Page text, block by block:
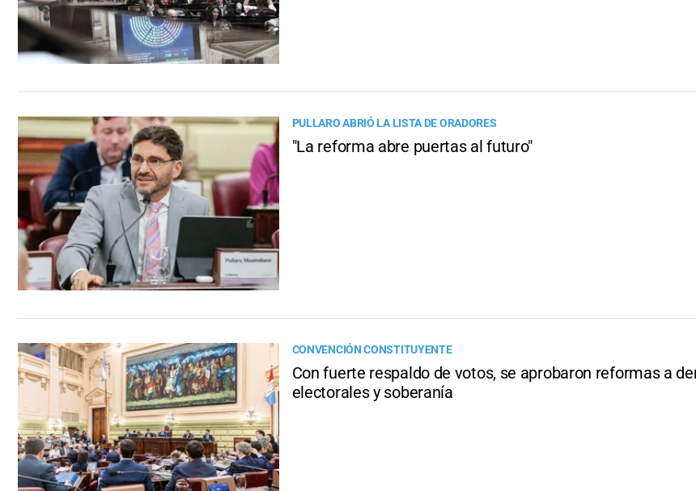
PULLARO ABRIÓ LA LISTA DE ORADORES
"La reforma abre puertas al futuro"
CONVENCIÓN CONSTITUYENTE
Con fuerte respaldo de votos, se aprobaron reformas a
electorales y soberanía